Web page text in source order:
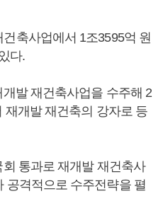
축사업에서 1조3595억 원
다.
발 재건축사업을 수주해 2
재개발 재건축의 강자로 등
통과로 재개발 재건축사
공격적으로 수주전략을 펼